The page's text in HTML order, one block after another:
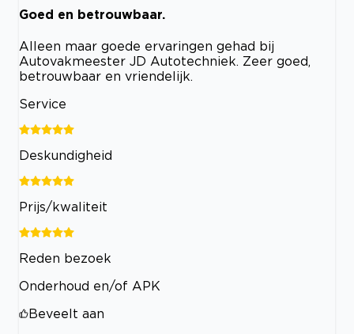
Goed en betrouwbaar.
Alleen maar goede ervaringen gehad bij
Autovakmeester JD Autotechniek. Zeer goed,
betrouwbaar en vriendelijk.
Service
Deskundigheid
Prijs/kwaliteit
Reden bezoek
Onderhoud en/of APK
Beveelt aan